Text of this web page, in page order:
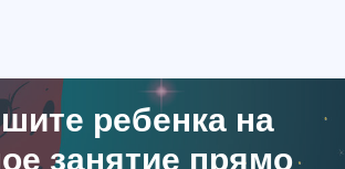
ребенка на
занятие прямо
по ментальной арифметике